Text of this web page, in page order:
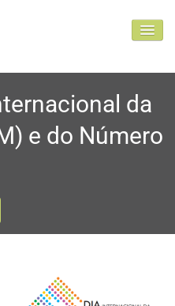
da
e do Número